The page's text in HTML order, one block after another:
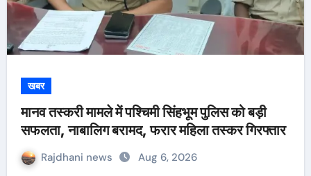
खबर
मानव तस्करी मामले में पश्चिमी सिंहभूम पुलिस को बड़ी
सफलता, नाबालिग बरामद, फरार महिला तस्कर गिरफ्तार
Rajdhani news Aug 6, 2026